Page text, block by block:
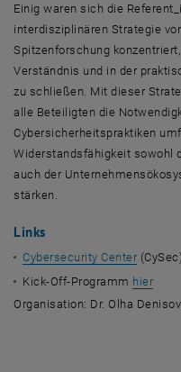
Einig waren sich die
interdisziplinären Strategie
Spitzenforschung
Verständnis und in der
zu schließen. Mit dieser
alle Beteiligten die
Cybersicherheitspraktiken
Widerstandsfähigkeit sowohl
auch der
stärken.
Links
Cybersecurity Center
Kick-Off-Programm hier
Organisation: Dr. Olha